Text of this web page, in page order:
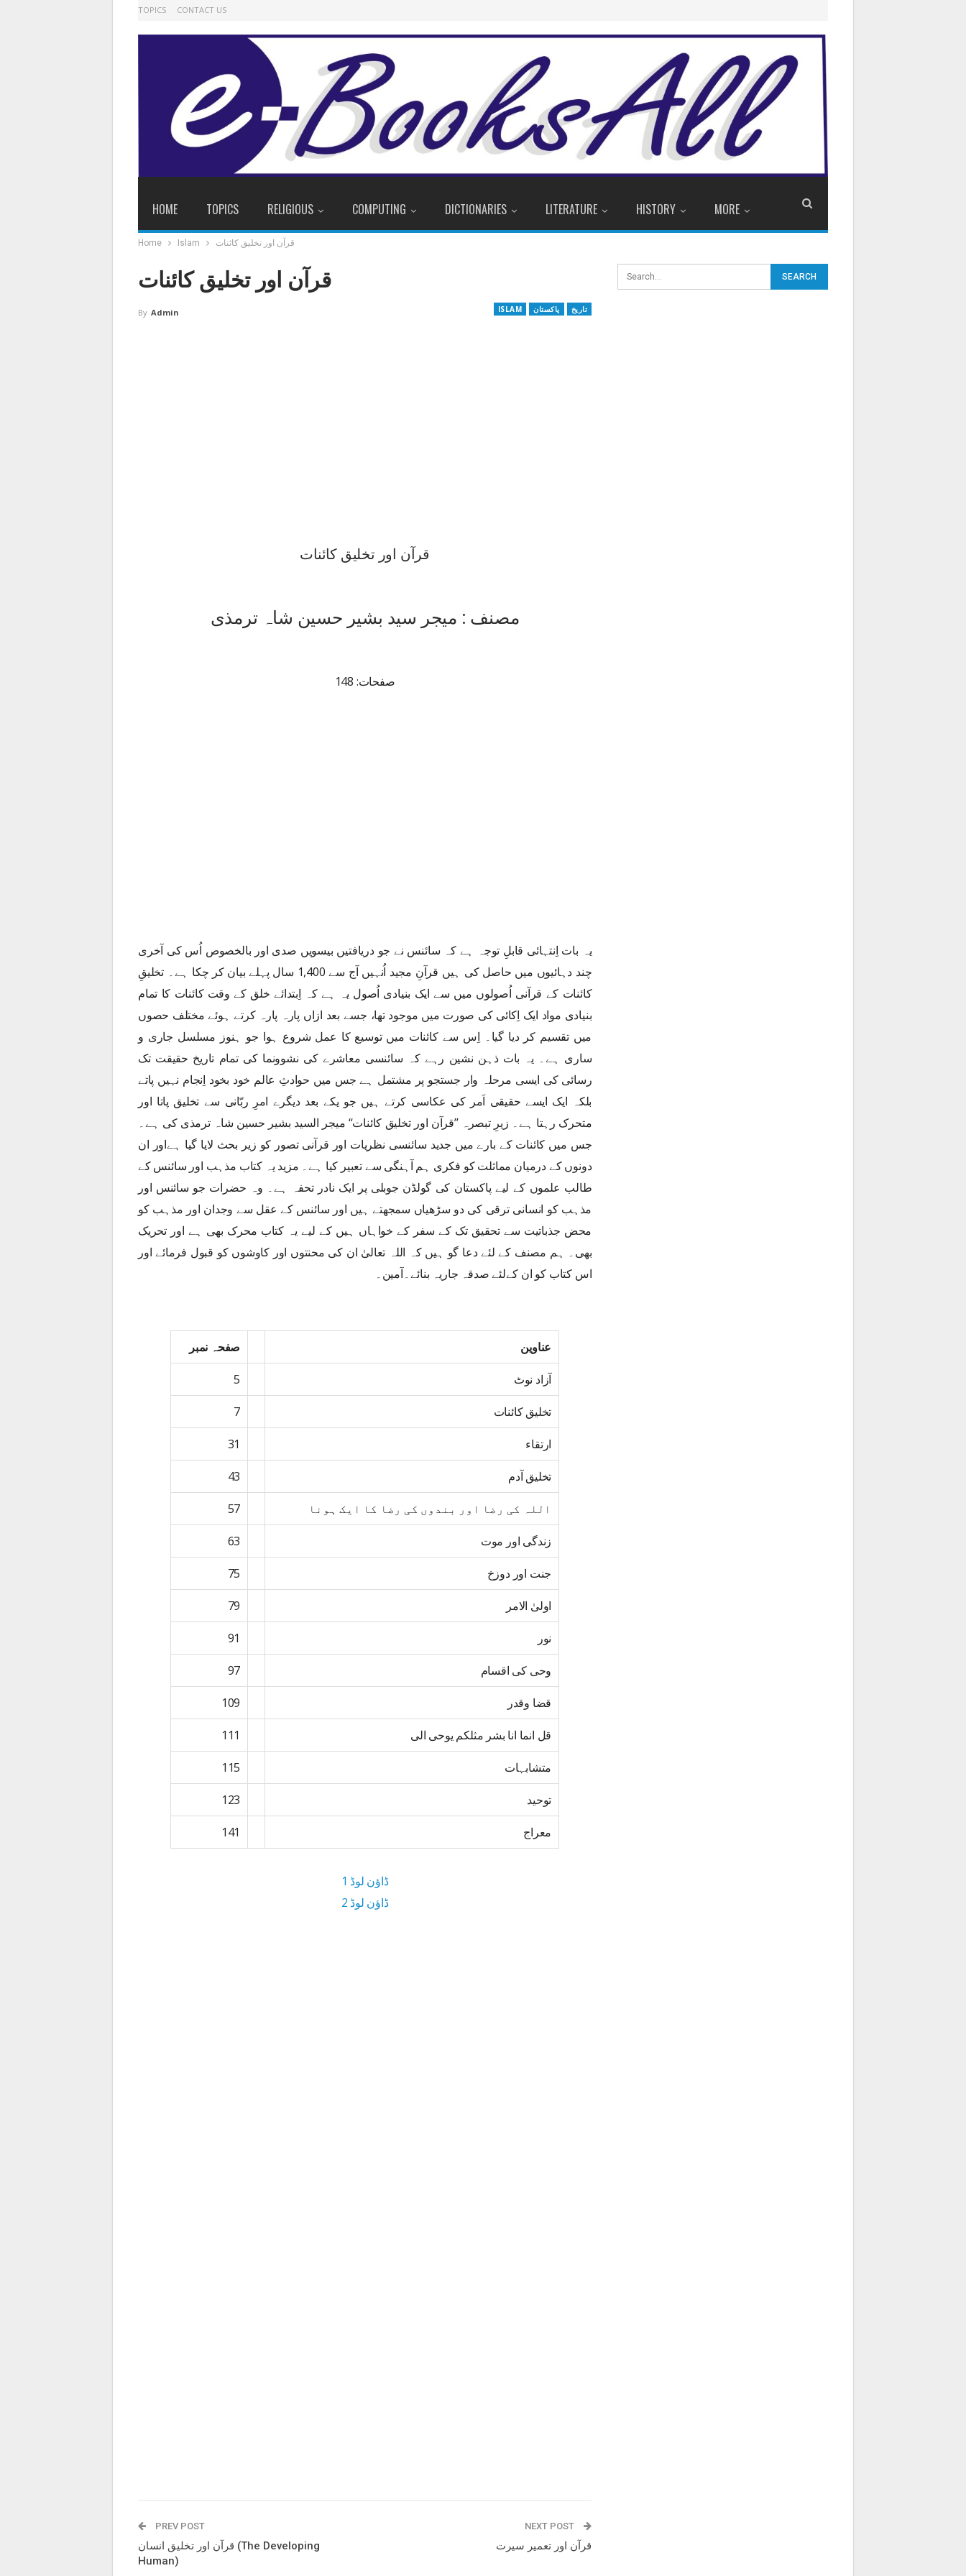
TOPICS CONTACT US
HOME TOPICS RELIGIOUS COMPUTING DICTIONARIES LITERATURE HISTORY MORE
Home Islam قرآن اور تخلیق کائنات
قرآن اور تخلیق کائنات
ISLAM پاکستان تاریخ By Admin
قرآن اور تخلیق کائنات
مصنف : میجر سید بشیر حسین شاہ ترمذی
صفحات: 148
یہ بات اِنتہائی قابلِ توجہ ہے کہ سائنس نے جو دریافتیں بیسویں صدی اور بالخصوص اُس کی آخری
چند دہائیوں میں حاصل کی ہیں قرآنِ مجید اُنہیں آج سے 1,400 سال پہلے بیان کر چکا ہے۔ تخلیقِ
کائنات کے قرآنی اُصولوں میں سے ایک بنیادی اُصول یہ ہے کہ اِبتدائے خلق کے وقت کائنات کا تمام
بنیادی مواد ایک اِکائی کی صورت میں موجود تھا، جسے بعد ازاں پارہ پارہ کرتے ہوئے مختلف حصوں
میں تقسیم کر دیا گیا۔ اِس سے کائنات میں توسیع کا عمل شروع ہوا جو ہنوز مسلسل جاری و
ساری ہے۔ یہ بات ذہن نشین رہے کہ سائنسی معاشرے کی نشوونما کی تمام تاریخ حقیقت تک
رسائی کی ایسی مرحلہ وار جستجو پر مشتمل ہے جس میں حوادثِ عالم خود بخود اِنجام نہیں پاتے
بلکہ ایک ایسے حقیقی اَمر کی عکاسی کرتے ہیں جو یکے بعد دیگرے امرِ ربّانی سے تخلیق پاتا اور
متحرک رہتا ہے۔ زیرِ تبصرہ ’’قرآن اور تخلیق کائنات‘‘ میجر السید بشیر حسین شاہ ترمذی کی ہے۔
جس میں کائنات کے بارے میں جدید سائنسی نظریات اور قرآنی تصور کو زیر بحث لایا گیا ہےاور ان
دونوں کے درمیان مماثلت کو فکری ہم آہنگی سے تعبیر کیا ہے۔ مزید یہ کتاب مذہب اور سائنس کے
طالب علموں کے لیے پاکستان کی گولڈن جوبلی پر ایک نادر تحفہ ہے۔ وہ حضرات جو سائنس اور
مذہب کو انسانی ترقی کی دو سڑھیاں سمجھتے ہیں اور سائنس کے عقل سے وجدان اور مذہب کو
محض جذباتیت سے تحقیق تک کے سفر کے خواہاں ہیں کے لیے یہ کتاب محرک بھی ہے اور تحریک
بھی۔ ہم مصنف کے لئے دعا گو ہیں کہ اللہ تعالیٰ ان کی محنتوں اور کاوشوں کو قبول فرمائے اور
اس کتاب کو ان کےلئے صدقہ جاریہ بنائے۔آمین۔
عناوین صفحہ نمبر
آزاد نوٹ 5
تخلیق کائنات 7
ارتقاء 31
تخلیق آدم 43
اللہ کی رضا اور بندوں کی رضا کا ایک ہونا 57
زندگی اور موت 63
جنت اور دوزخ 75
اولیٰ الامر 79
نور 91
وحی کی اقسام 97
قضا وقدر 109
قل انما انا بشر مثلکم یوحی الی 111
متشابہات 115
توحید 123
معراج 141
ڈاؤن لوڈ 1
ڈاؤن لوڈ 2
PREV POST
قرآن اور تخلیق انسان (The Developing
Human)
NEXT POST
قرآن اور تعمیر سیرت